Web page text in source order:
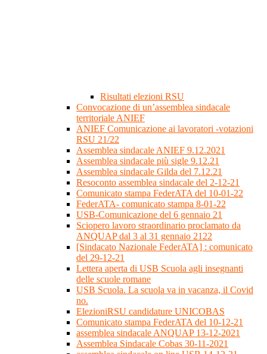
Risultati elezioni RSU
Convocazione di un’assemblea sindacale
territoriale ANIEF
ANIEF Comunicazione ai lavoratori -votazioni
RSU 21/22
Assemblea sindacale ANIEF 9.12.2021
Assemblea sindacale più sigle 9.12.21
Assemblea sindacale Gilda del 7.12.21
Resoconto assemblea sindacale del 2-12-21
Comunicato stampa FederATA del 10-01-22
FederATA- comunicato stampa 8-01-22
USB-Comunicazione del 6 gennaio 21
Sciopero lavoro straordinario proclamato da
ANQUAP dal 3 al 31 gennaio 2122
[Sindacato Nazionale FederATA] : comunicato
del 29-12-21
Lettera aperta di USB Scuola agli insegnanti
delle scuole romane
USB Scuola. La scuola va in vacanza, il Covid
no.
ElezioniRSU candidature UNICOBAS
Comunicato stampa FederATA del 10-12-21
assemblea sindacale ANQUAP 13-12-2021
Assemblea Sindacale Cobas 30-11-2021